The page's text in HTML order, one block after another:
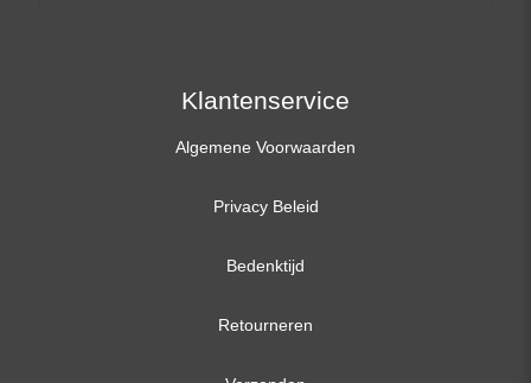
Klantenservice
Algemene Voorwaarden
Privacy Beleid
Bedenktijd
Retourneren